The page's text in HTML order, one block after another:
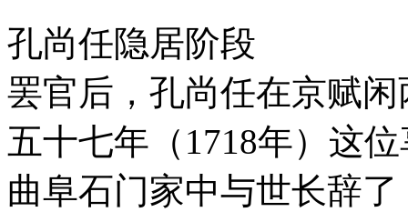
孔尚任隐居阶段
罢官后，孔尚任在京赋
五十七年（1718年）这
曲阜石门家中与世长辞